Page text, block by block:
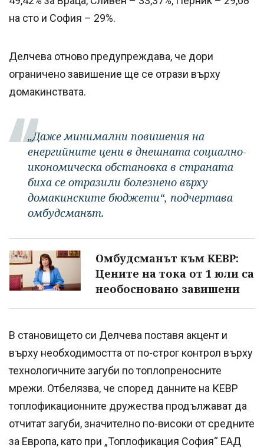
на сто и София – 29%.
Делчева отново предупреждава, че дори
ограничено завишение ще се отрази върху
домакинствата.
„Даже минимални повишения на
енергийните цени в днешната социално-
икономическа обстановка в страната
биха се отразили болезнено върху
домакинските бюджети“, подчертава
омбудсманът.
Омбудсманът към КЕВР:
Цените на тока от 1 юли са
необосновано завишени
В становището си Делчева поставя акцент и
върху необходимостта от по-строг контрол върху
технологичните загуби по топлопреносните
мрежи. Отбелязва, че според данните на КЕВР
топлофикационните дружества продължават да
отчитат загуби, значително по-високи от средните
за Европа, като при „Топлофикация София“ ЕАД